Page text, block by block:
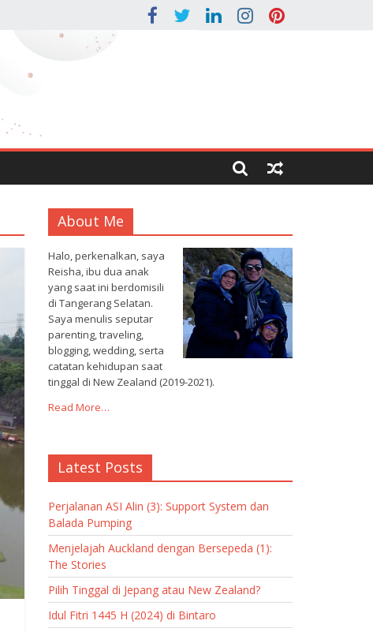
About Me
Halo, perkenalkan, saya
Reisha, ibu dua anak
yang saat ini berdomisili
di Tangerang Selatan.
Saya menulis seputar
parenting, traveling,
blogging, wedding, serta
catatan kehidupan saat
tinggal di New Zealand (2019-2021).
Read More…
Latest Posts
Perjalanan ASI Alin (3): Support System dan
Balada Pumping
Menjelajah Auckland dengan Bersepeda (1):
The Stories
Pilih Tinggal di Jepang atau New Zealand?
Idul Fitri 1445 H (2024) di Bintaro